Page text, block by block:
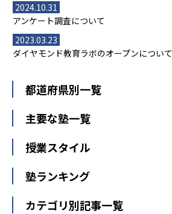
2024.10.31
アンケート調査について
2023.03.23
ダイヤモンド教育ラボのオープンについて
都道府県別一覧
北海道・東北
山形県
福島県
関東
東京都
神奈川県
栃木県
群馬県
主要な塾一覧
【掲載塾一覧を見る】
東京個別指導学院
明光義塾
授業スタイル
個別指導
オンライン指導
塾ランキング
中学受験ランキング
カテゴリ別記事一覧